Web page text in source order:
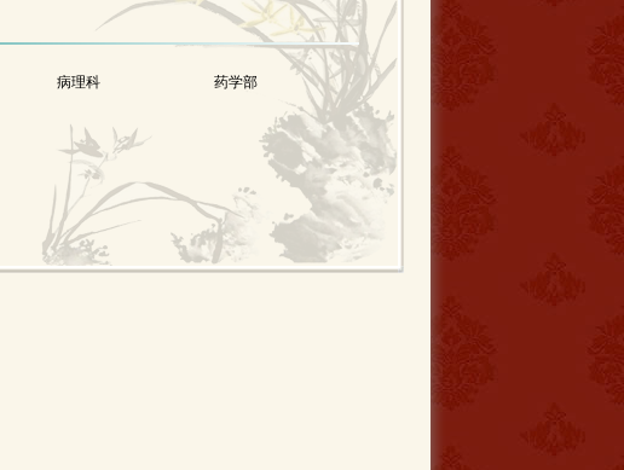
病理科 药学部